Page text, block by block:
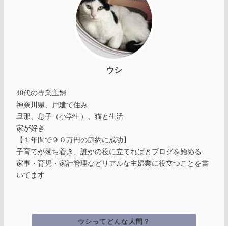
ウシ
40代の専業主婦
神奈川県、戸建て住み
旦那、息子（小学生）、猫と生活
家が好き
【１年間で９０万円の節約に成功】
子育てが落ち着き、誰かの役に立てればとブログを始める
家事・育児・家計管理などリアルな主婦業に役立つことを書
いてます
ウシってどんな人間？